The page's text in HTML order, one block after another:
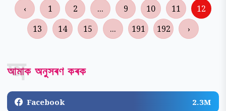
‹ 1 2 ... 9 10 11
12
13
14 15 ... 191 192 ›
আমাক অনুসৰণ কৰক
অ
Facebook 2.3M